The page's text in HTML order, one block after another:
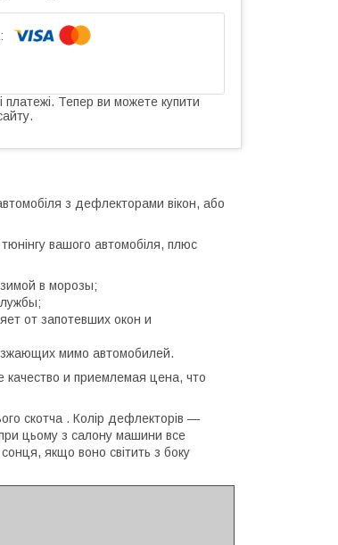
платежі. Тепер ви можете купити
з дефлекторами вікон, або
вашого автомобіля, плюс
в морозы;
от запотевших окон и
мимо автомобилей.
и приемлемая цена, что
скотча . Колір дефлекторів —
цьому з салону машини все
якщо воно світить з боку